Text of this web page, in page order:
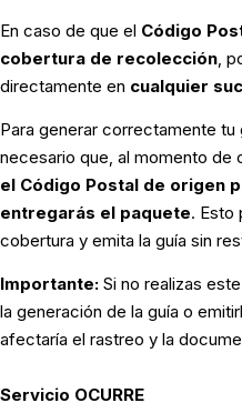
En caso de que el Código
cobertura de recolección,
directamente en cualquier
Para generar correctamente
necesario que, al momento de
el Código Postal de origen
entregarás el paquete. Esto
cobertura y emita la guía sin
Importante: Si no realizas
la generación de la guía o
afectaría el rastreo y la
Servicio OCURRE